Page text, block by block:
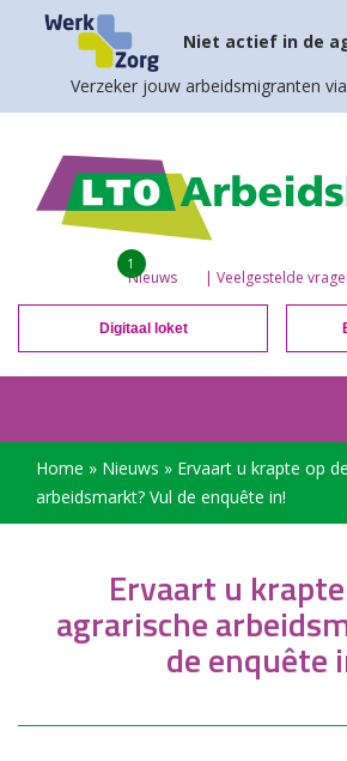
Niet actief in de
Verzeker jouw arbeidsmigranten via
Nieuws
1
| Veelgestelde
Digitaal loket
Home » Nieuws » Ervaart u krapte op
arbeidsmarkt? Vul de enquête in!
Ervaart u
agrarische
de enquête